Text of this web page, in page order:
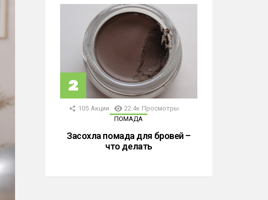
105 Акции 22.4к Просмотры
ПОМАДА
Засохла помада для бровей –
что делать